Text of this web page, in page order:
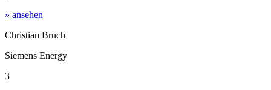
» ansehen
Christian Bruch
Siemens Energy
3